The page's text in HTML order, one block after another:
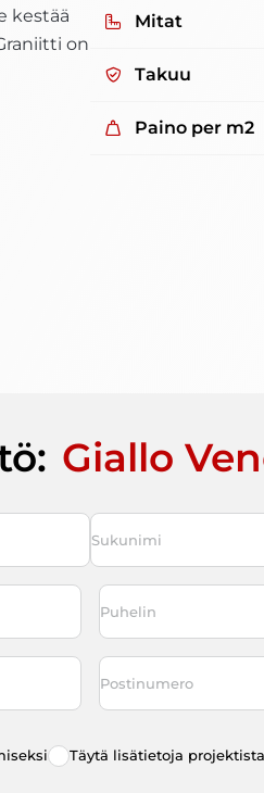
kestää
on
Mitat
Takuu
Paino per m2
Giallo
Puhelin
Postinumero
Täytä lisätietoja